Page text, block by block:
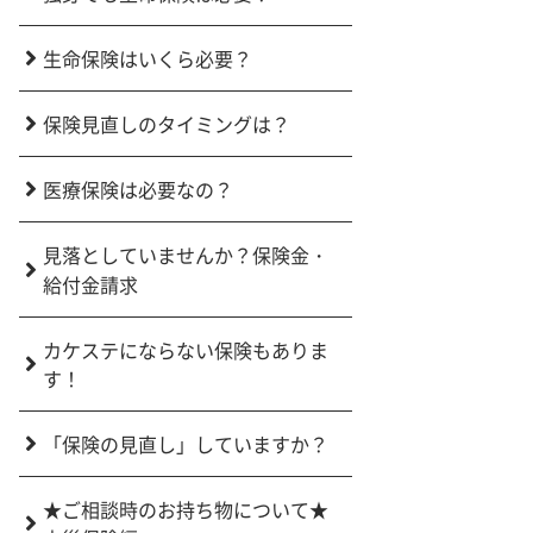
生命保険はいくら必要？
保険見直しのタイミングは？
医療保険は必要なの？
見落としていませんか？保険金・
給付金請求
カケステにならない保険もありま
す！
「保険の見直し」していますか？
★ご相談時のお持ち物について★